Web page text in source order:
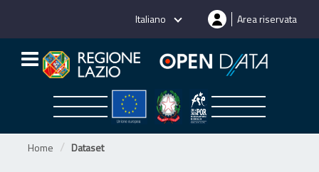
Italiano Area riservata
Home Dataset